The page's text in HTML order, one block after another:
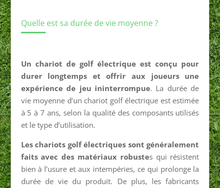
Quelle est sa durée de vie moyenne ?
Un chariot de golf électrique est conçu pour
durer longtemps et offrir aux joueurs une
expérience de jeu ininterrompue. La durée de
vie moyenne d’un chariot golf électrique est estimée
à 5 à 7 ans, selon la qualité des composants utilisés
et le type d’utilisation.
Les chariots golf électriques sont généralement
faits avec des matériaux robustes qui résistent
bien à l’usure et aux intempéries, ce qui prolonge la
durée de vie du produit. De plus, les fabricants